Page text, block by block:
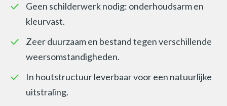
Geen schilderwerk nodig: onderhoudsarm en
kleurvast.
Zeer duurzaam en bestand tegen verschillende
weersomstandigheden.
In houtstructuur leverbaar voor een natuurlijke
uitstraling.